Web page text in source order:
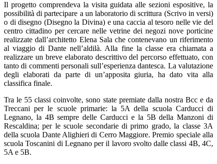
Il progetto comprendeva la visita guidata alle sezioni espositive, la
possibilità di partecipare a un laboratorio di scrittura (Scrivo in versi)
o di disegno (Disegno la Divina) e una caccia al tesoro nelle vie del
centro cittadino per cercare nelle vetrine dei negozi nove porticine
realizzate dall’architetto Elena Sala che contenevano un riferimento
al viaggio di Dante nell’aldilà. Alla fine la classe era chiamata a
realizzare un breve elaborato descrittivo del percorso effettuato, con
tanto di commenti personali sull’esperienza dantesca. La valutazione
degli elaborati da parte di un’apposita giuria, ha dato vita alla
classifica finale.
Tra le 55 classi coinvolte, sono state premiate dalla nostra Bcc e da
Treccani per le scuole primarie: la 5A della scuola Carducci di
Legnano, la 4B sempre delle Carducci e la 5B della Manzoni di
Rescaldina; per le scuole secondarie di primo grado, la classe 3A
della scuola Dante Alighieri di Cerro Maggiore. Premio speciale alla
scuola Toscanini di Legnano per il lavoro svolto dalle classi 4B, 4C,
5A e 5B.